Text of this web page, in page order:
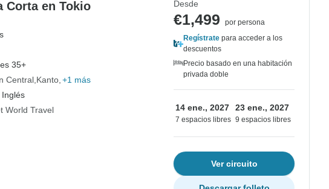
Corta en Tokio
35+
Central Kanto +1 más
Inglés
World Travel
Desde
€1,499
por persona
Regístrate para acceder a los
descuentos
Precio basado en una habitación
privada doble
14 ene., 2027
7 espacios libres
23 ene., 2027
9 espacios libres
Ver circuito